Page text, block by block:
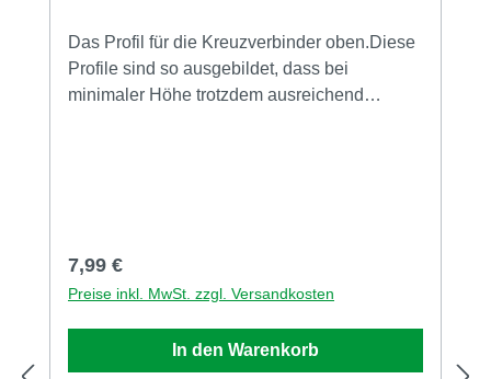
Das Profil für die Kreuzverbinder oben.Diese
Profile sind so ausgebildet, dass bei
minimaler Höhe trotzdem ausreichend
Regulärer Preis:
7,99 €
Preise inkl. MwSt. zzgl. Versandkosten
In den Warenkorb